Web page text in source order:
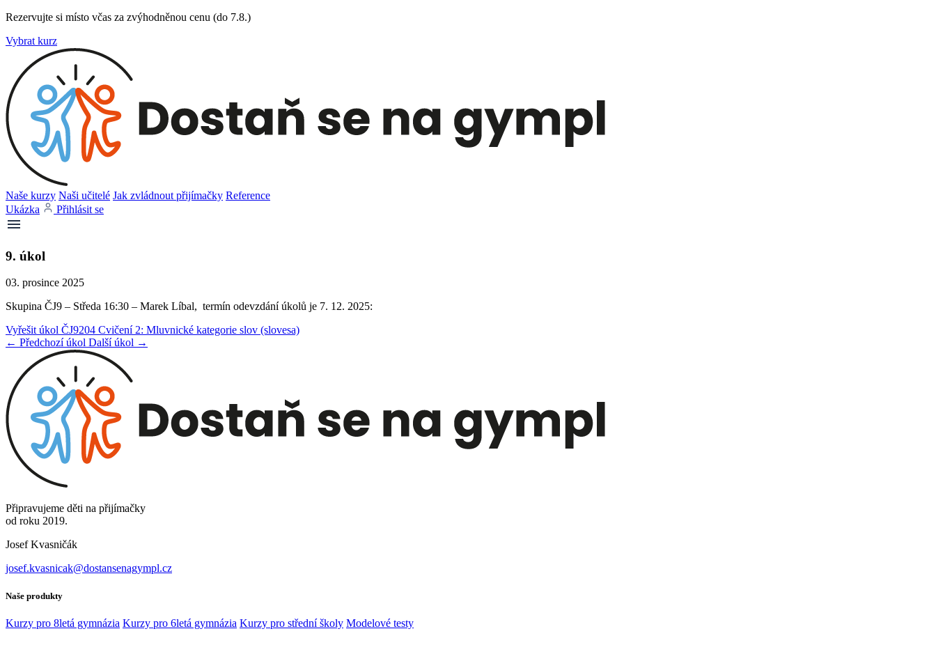
Rezervujte si místo včas za zvýhodněnou cenu (do 7.8.)
Vybrat kurz
Naše kurzy Naši učitelé Jak zvládnout přijímačky Reference
Ukázka
Přihlásit se
9. úkol
03. prosince 2025
Skupina ČJ9 – Středa 16:30 – Marek Líbal, termín odevzdání úkolů je 7. 12. 2025:
Vyřešit úkol ČJ9204 Cvičení 2: Mluvnické kategorie slov (slovesa)
← Předchozí úkol Další úkol →
Připravujeme děti na přijímačky
od roku 2019.
Josef Kvasničák
josef.kvasnicak@dostansenagympl.cz
Naše produkty
Kurzy pro 8letá gymnázia Kurzy pro 6letá gymnázia Kurzy pro střední školy Modelové testy